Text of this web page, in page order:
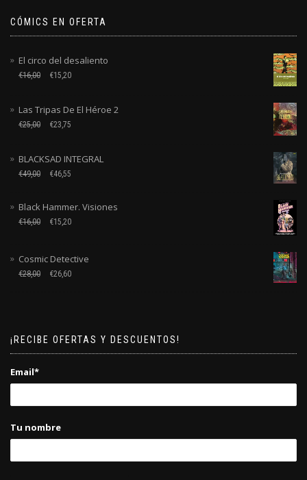
CÓMICS EN OFERTA
El circo del desaliento
€16,00 €15,20
Las Tripas De El Héroe 2
€25,00 €23,75
BLACKSAD INTEGRAL
€49,00 €46,55
Black Hammer. Visiones
€16,00 €15,20
Cosmic Detective
€28,00 €26,60
¡RECIBE OFERTAS Y DESCUENTOS!
Email*
Tu nombre